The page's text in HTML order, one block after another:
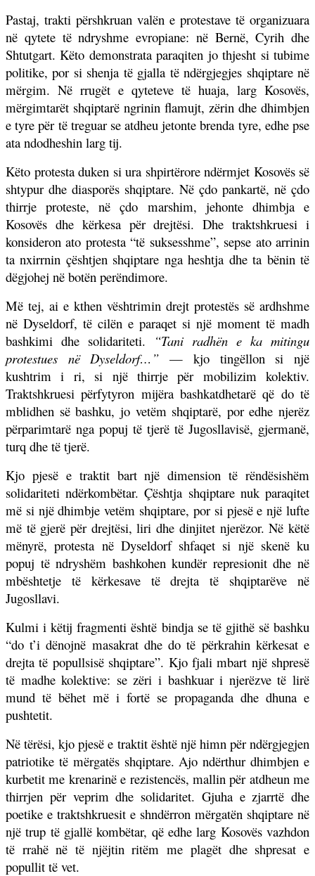
Pastaj, trakti përshkruan valën e protestave të organizuara
në qytete të ndryshme evropiane: në Bernë, Cyrih dhe
Shtutgart. Këto demonstrata paraqiten jo thjesht si tubime
politike, por si shenja të gjalla të ndërgjegjes shqiptare në
mërgim. Në rrugët e qyteteve të huaja, larg Kosovës,
mërgimtarët shqiptarë ngrinin flamujt, zërin dhe dhimbjen
e tyre për të treguar se atdheu jetonte brenda tyre, edhe pse
ata ndodheshin larg tij.
Këto protesta duken si ura shpirtërore ndërmjet Kosovës së
shtypur dhe diasporës shqiptare. Në çdo pankartë, në çdo
thirrje proteste, në çdo marshim, jehonte dhimbja e
Kosovës dhe kërkesa për drejtësi. Dhe traktshkruesi i
konsideron ato protesta “të suksesshme”, sepse ato arrinin
ta nxirrnin çështjen shqiptare nga heshtja dhe ta bënin të
dëgjohej në botën perëndimore.
Më tej, ai e kthen vështrimin drejt protestës së ardhshme
në Dyseldorf, të cilën e paraqet si një moment të madh
bashkimi dhe solidariteti.
“Tani radhën e ka mitingu
protestues në Dyseldorf…” — kjo tingëllon si një
kushtrim i ri, si një thirrje për mobilizim kolektiv.
Traktshkruesi përfytyron mijëra bashkatdhetarë që do të
mblidhen së bashku, jo vetëm shqiptarë, por edhe njerëz
përparimtarë nga popuj të tjerë të Jugosllavisë, gjermanë,
turq dhe të tjerë.
Kjo pjesë e traktit bart një dimension të rëndësishëm
solidariteti ndërkombëtar. Çështja shqiptare nuk paraqitet
më si një dhimbje vetëm shqiptare, por si pjesë e një lufte
më të gjerë për drejtësi, liri dhe dinjitet njerëzor. Në këtë
mënyrë, protesta në Dyseldorf shfaqet si një skenë ku
popuj të ndryshëm bashkohen kundër represionit dhe në
mbështetje të kërkesave të drejta të shqiptarëve në
Jugosllavi.
Kulmi i këtij fragmenti është bindja se të gjithë së bashku
“do t’i dënojnë masakrat dhe do të përkrahin kërkesat e
drejta të popullsisë shqiptare”. Kjo fjali mbart një shpresë
të madhe kolektive: se zëri i bashkuar i njerëzve të lirë
mund të bëhet më i fortë se propaganda dhe dhuna e
pushtetit.
Në tërësi, kjo pjesë e traktit është një himn për ndërgjegjen
patriotike të mërgatës shqiptare. Ajo ndërthur dhimbjen e
kurbetit me krenarinë e rezistencës, mallin për atdheun me
thirrjen për veprim dhe solidaritet. Gjuha e zjarrtë dhe
poetike e traktshkruesit e shndërron mërgatën shqiptare në
një trup të gjallë kombëtar, që edhe larg Kosovës vazhdon
të rrahë në të njëjtin ritëm me plagët dhe shpresat e
popullit të vet.